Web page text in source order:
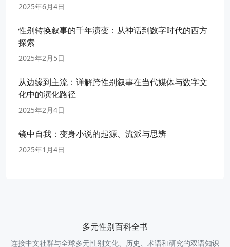
2025年6月4日
性别转换叙事的千年演变：从神话到数字时代的西方
探索
2025年2月5日
从边缘到主流：详解跨性别叙事在当代媒体与数字文
化中的演化路径
2025年2月4日
镜中自我：变身小说的起源、流派与思辨
2025年1月4日
多元性别百科全书
连接中文社群与全球多元性别文化、历史、术语和研究的双语知识